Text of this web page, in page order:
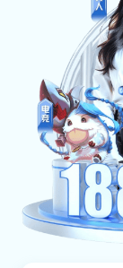
东升国际:
网站东升国际